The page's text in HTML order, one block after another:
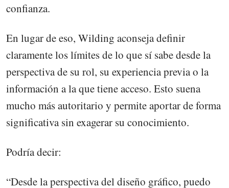
confianza.
En lugar de eso, Wilding aconseja definir
claramente los límites de lo que sí sabe desde la
perspectiva de su rol, su experiencia previa o la
información a la que tiene acceso. Esto suena
mucho más autoritario y permite aportar de forma
significativa sin exagerar su conocimiento.
Podría decir:
“Desde la perspectiva del diseño gráfico, puedo